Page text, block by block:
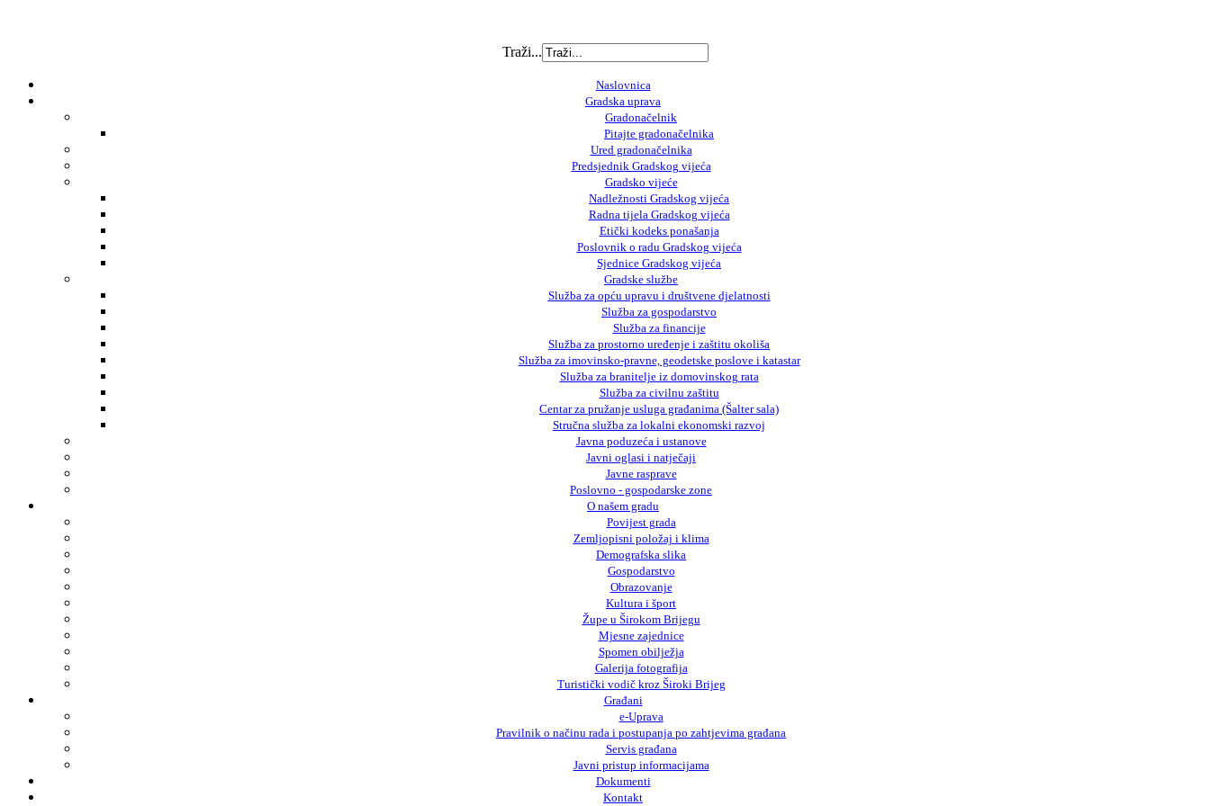
Traži...
Naslovnica
Gradska uprava
Gradonačelnik
Pitajte gradonačelnika
Ured gradonačelnika
Predsjednik Gradskog vijeća
Gradsko vijeće
Nadležnosti Gradskog vijeća
Radna tijela Gradskog vijeća
Etički kodeks ponašanja
Poslovnik o radu Gradskog vijeća
Sjednice Gradskog vijeća
Gradske službe
Služba za opću upravu i društvene djelatnosti
Služba za gospodarstvo
Služba za financije
Služba za prostorno uređenje i zaštitu okoliša
Služba za imovinsko-pravne, geodetske poslove i katastar
Služba za branitelje iz domovinskog rata
Služba za civilnu zaštitu
Centar za pružanje usluga građanima (Šalter sala)
Stručna služba za lokalni ekonomski razvoj
Javna poduzeća i ustanove
Javni oglasi i natječaji
Javne rasprave
Poslovno - gospodarske zone
O našem gradu
Povijest grada
Zemljopisni položaj i klima
Demografska slika
Gospodarstvo
Obrazovanje
Kultura i šport
Župe u Širokom Brijegu
Mjesne zajednice
Spomen obilježja
Galerija fotografija
Turistički vodič kroz Široki Brijeg
Građani
e-Uprava
Pravilnik o načinu rada i postupanja po zahtjevima građana
Servis građana
Javni pristup informacijama
Dokumenti
Kontakt